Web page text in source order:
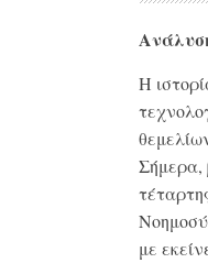
Η
Σήμερα,
με